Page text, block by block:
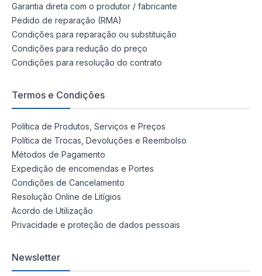
Garantia direta com o produtor / fabricante
Pedido de reparação (RMA)
Condições para reparação ou substituição
Condições para redução do preço
Condições para resolução do contrato
Termos e Condições
Política de Produtos, Serviços e Preços
Política de Trocas, Devoluções e Reembolso
Métodos de Pagamento
Expedição de encomendas e Portes
Condições de Cancelamento
Resolução Online de Litígios
Acordo de Utilização
Privacidade e proteção de dados pessoais
Newsletter